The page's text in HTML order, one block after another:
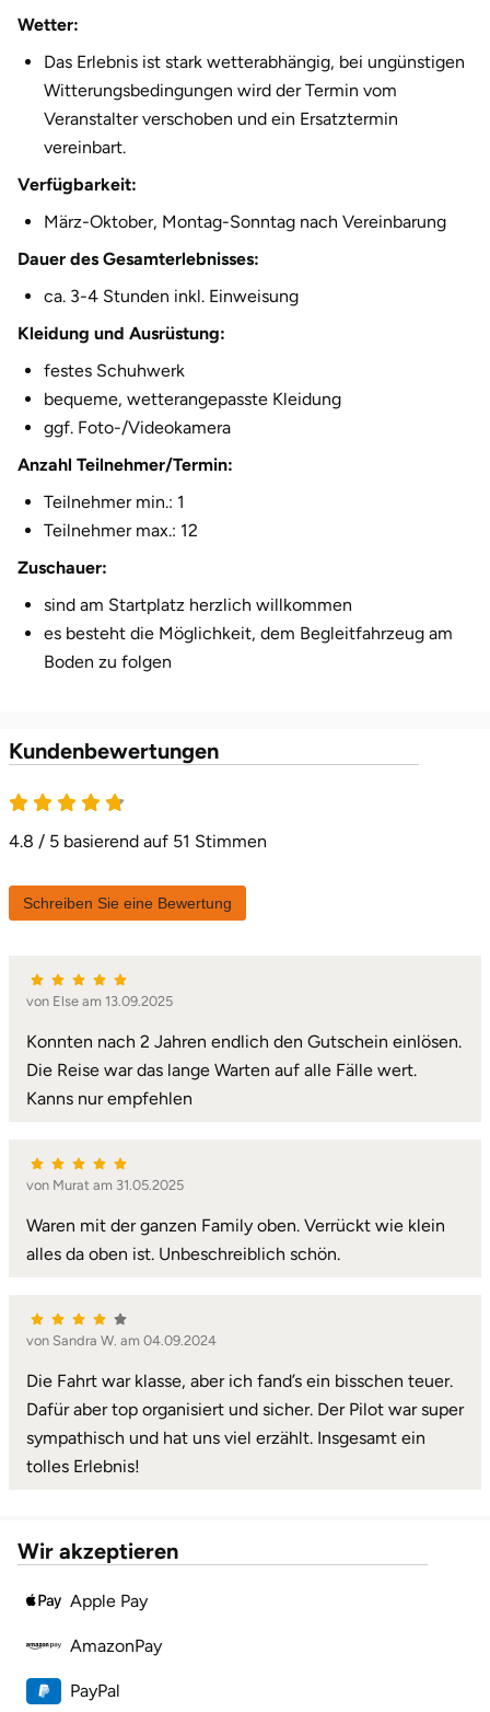
Wetter:
Das Erlebnis ist stark wetterabhängig, bei ungünstigen
Witterungsbedingungen wird der Termin vom
Veranstalter verschoben und ein Ersatztermin
vereinbart.
Verfügbarkeit:
März-Oktober, Montag-Sonntag nach Vereinbarung
Dauer des Gesamterlebnisses:
ca. 3-4 Stunden inkl. Einweisung
Kleidung und Ausrüstung:
festes Schuhwerk
bequeme, wetterangepasste Kleidung
ggf. Foto-/Videokamera
Anzahl Teilnehmer/Termin:
Teilnehmer min.: 1
Teilnehmer max.: 12
Zuschauer:
sind am Startplatz herzlich willkommen
es besteht die Möglichkeit, dem Begleitfahrzeug am
Boden zu folgen
Kundenbewertungen
4.8 / 5 basierend auf 51 Stimmen
Schreiben Sie eine Bewertung
von Else am 13.09.2025
Konnten nach 2 Jahren endlich den Gutschein einlösen.
Die Reise war das lange Warten auf alle Fälle wert.
Kanns nur empfehlen
von Murat am 31.05.2025
Waren mit der ganzen Family oben. Verrückt wie klein
alles da oben ist. Unbeschreiblich schön.
von Sandra W. am 04.09.2024
Die Fahrt war klasse, aber ich fand’s ein bisschen teuer.
Dafür aber top organisiert und sicher. Der Pilot war super
sympathisch und hat uns viel erzählt. Insgesamt ein
tolles Erlebnis!
Wir akzeptieren
Apple Pay
AmazonPay
PayPal